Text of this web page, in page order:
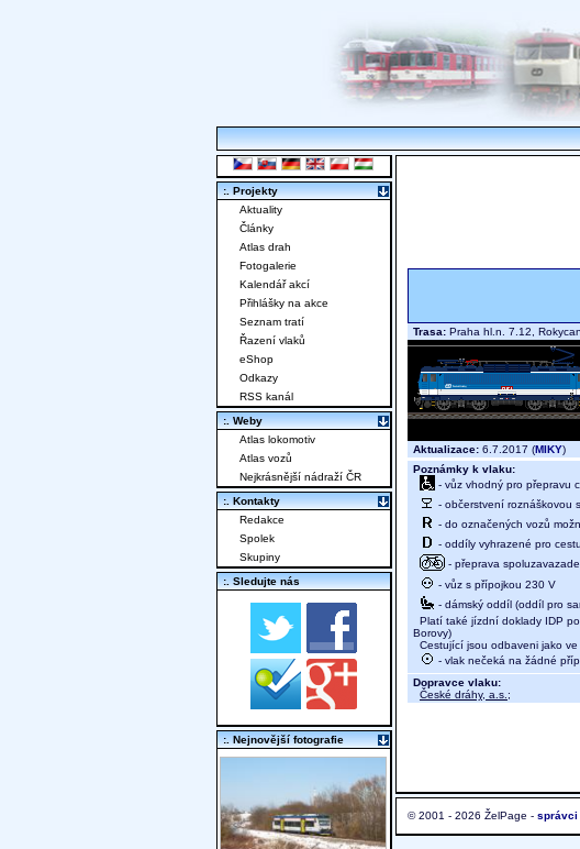
Trasa: Praha hl.n. 7.12,
Aktualizace: 6.7.2017 (MIKY)
Poznámky k vlaku:
- vůz vhodný pro přepravu
- občerstvení roznáškovou
- do označených vozů
- oddíly vyhrazené pro
- přeprava
- vůz s přípojkou 230 V
- dámský oddíl (oddíl pro
Platí také jízdní doklady IDP
Borovy)
Cestující jsou odbaveni jako
- vlak nečeká na žádné
Dopravce vlaku:
České dráhy, a.s. ;
© 2001 - 2026 ŽelPage - správci
:. Projekty
Aktuality
Články
Atlas drah
Fotogalerie
Kalendář akcí
Přihlášky na akce
Seznam tratí
Řazení vlaků
eShop
Odkazy
RSS kanál
:. Weby
Atlas lokomotiv
Atlas vozů
Nejkrásnější nádraží ČR
:. Kontakty
Redakce
Spolek
Skupiny
:. Sledujte nás
:. Nejnovější fotografie